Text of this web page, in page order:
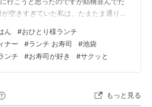
空きすぎていた私は、たまたま通りが
に入れて、しかも座れるのでありがた
も入りやすく、しかもサクッと食べて
ので色々とありがたい。 地上に出ずに
が楽です。 こじんまりとした店内なの
る方も多く回転…
ん #おひとり様ランチ
ナー #ランチ お寿司 #池袋
ンチ #お寿司が好き #サクッと
もっと見る